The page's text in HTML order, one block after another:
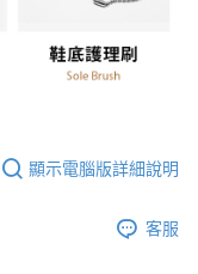
顯示電腦版詳細說明
客服